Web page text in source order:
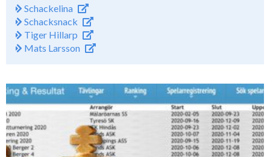
Schackelina
Schacksnack
Tiger Hillarp
Mats Larsson